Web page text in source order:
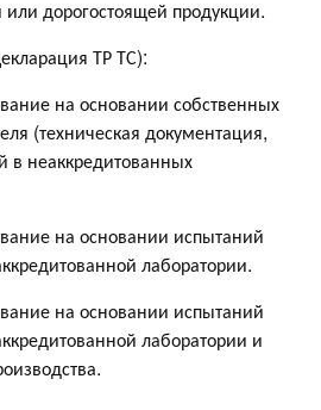
дорогостоящей продукции.
ТР ТС):
на основании собственных
(техническая документация,
в неаккредитованных
на основании испытаний
лаборатории.
на основании испытаний
лаборатории и